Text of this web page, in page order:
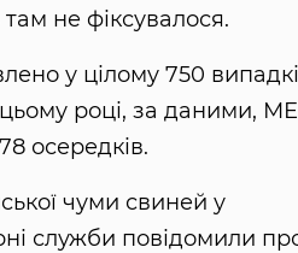
не фіксувалося.
у цілому 750
цьому році, за даними,
осередків.
чуми свиней у
служби повідомили